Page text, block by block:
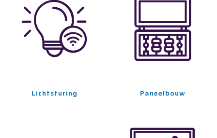
Lichtsturing Paneelbouw